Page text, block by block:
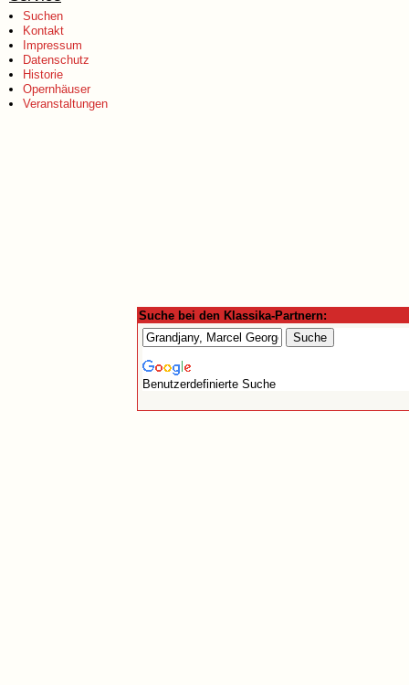
Suchen
Kontakt
Impressum
Datenschutz
Historie
Opernhäuser
Veranstaltungen
Suche bei den Klassika-Partnern:
Benutzerdefinierte Suche